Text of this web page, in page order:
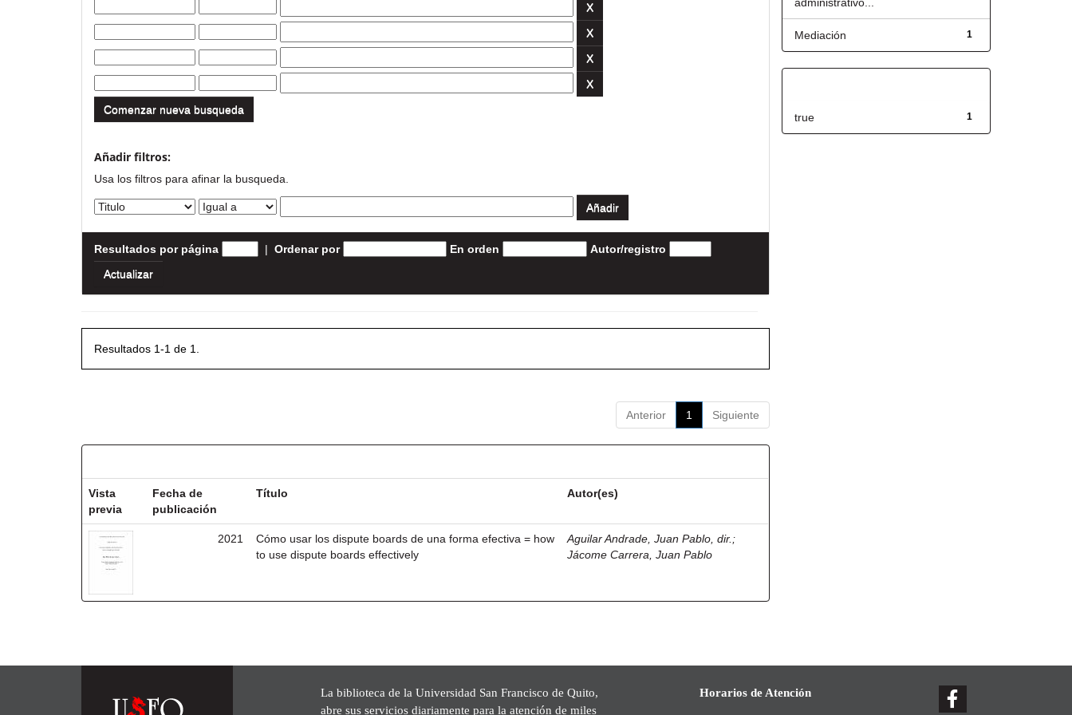
Comenzar nueva busqueda
Añadir filtros:
Usa los filtros para afinar la busqueda.
Resultados por página | Ordenar por En orden Autor/registro
Resultados 1-1 de 1.
Anterior 1 Siguiente
Vista
previa
Fecha de
publicación
Título Autor(es)
2021
Cómo usar los dispute boards de una forma efectiva = how
to use dispute boards effectively
Aguilar Andrade, Juan Pablo, dir. ;
Jácome Carrera, Juan Pablo
1
Mediación
1
true
La biblioteca de la Universidad San Francisco de Quito,
abre sus servicios diariamente para la atención de miles
Horarios de Atención